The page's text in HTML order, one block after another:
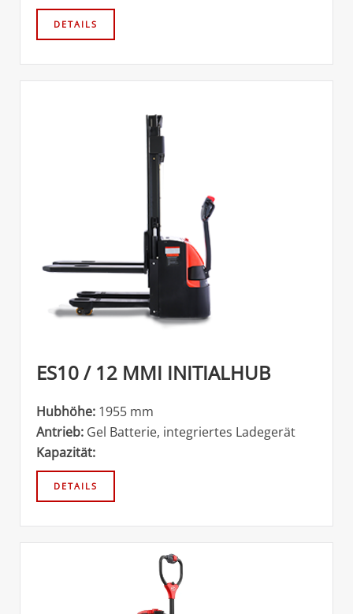
ES10 / 12 MMI INITIALHUB
Hubhöhe: 1955 mm
Antrieb: Gel Batterie, integriertes Ladegerät
Kapazität: